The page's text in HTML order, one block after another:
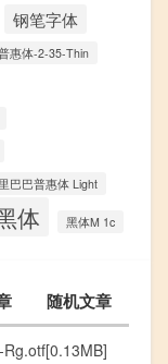
钢笔字体
惠体-2-35-Thin
巴巴普惠体 Light
体 黑体M 1c
随机文章